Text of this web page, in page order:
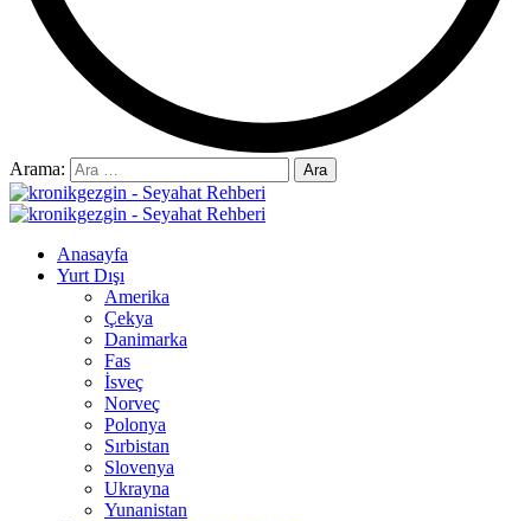
Arama:
Anasayfa
Yurt Dışı
Amerika
Çekya
Danimarka
Fas
İsveç
Norveç
Polonya
Sırbistan
Slovenya
Ukrayna
Yunanistan